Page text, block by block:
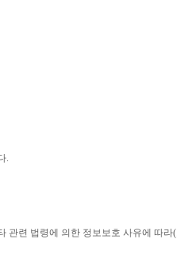
관련 법령에 의한 정보보호 사유에 따라(